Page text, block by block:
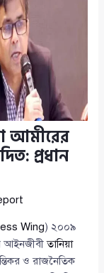
আমীরের
প্রধান
Wing) ২০০৯
আইনজীবীতানিয়া
ও রাজনৈতিক